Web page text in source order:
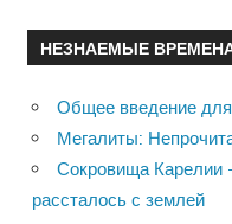
НЕЗНАЕМЫЕ
Общее введение
Мегалиты:
Сокровища Карелии
рассталось с землей